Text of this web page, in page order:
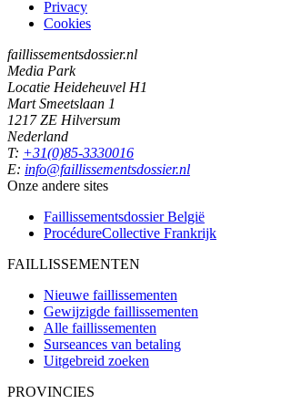
Privacy
Cookies
faillissementsdossier.nl
Media Park
Locatie Heideheuvel H1
Mart Smeetslaan 1
1217 ZE Hilversum
Nederland
T: +31(0)85-3330016
E: info@faillissementsdossier.nl
Onze andere sites
Faillissementsdossier België
ProcédureCollective Frankrijk
FAILLISSEMENTEN
Nieuwe faillissementen
Gewijzigde faillissementen
Alle faillissementen
Surseances van betaling
Uitgebreid zoeken
PROVINCIES